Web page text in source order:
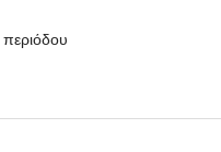
περιόδου